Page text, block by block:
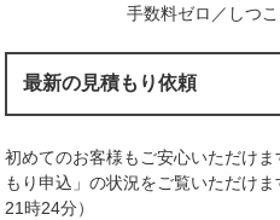
手数料ゼロ／しつ
最新の見積もり依頼
初めてのお客様もご安心いただけ
もり申込」の状況をご覧いただけ
21時24分）